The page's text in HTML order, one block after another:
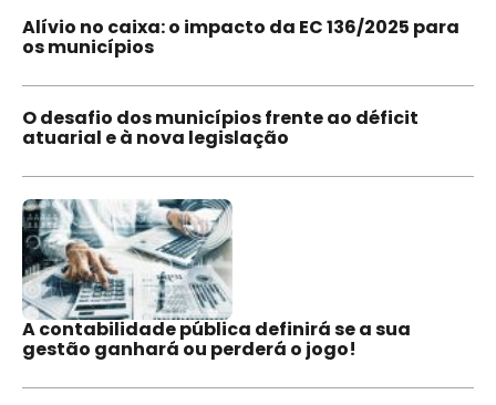
Alívio no caixa: o impacto da EC 136/2025 para
os municípios
O desafio dos municípios frente ao déficit
atuarial e à nova legislação
A contabilidade pública definirá se a sua
gestão ganhará ou perderá o jogo!